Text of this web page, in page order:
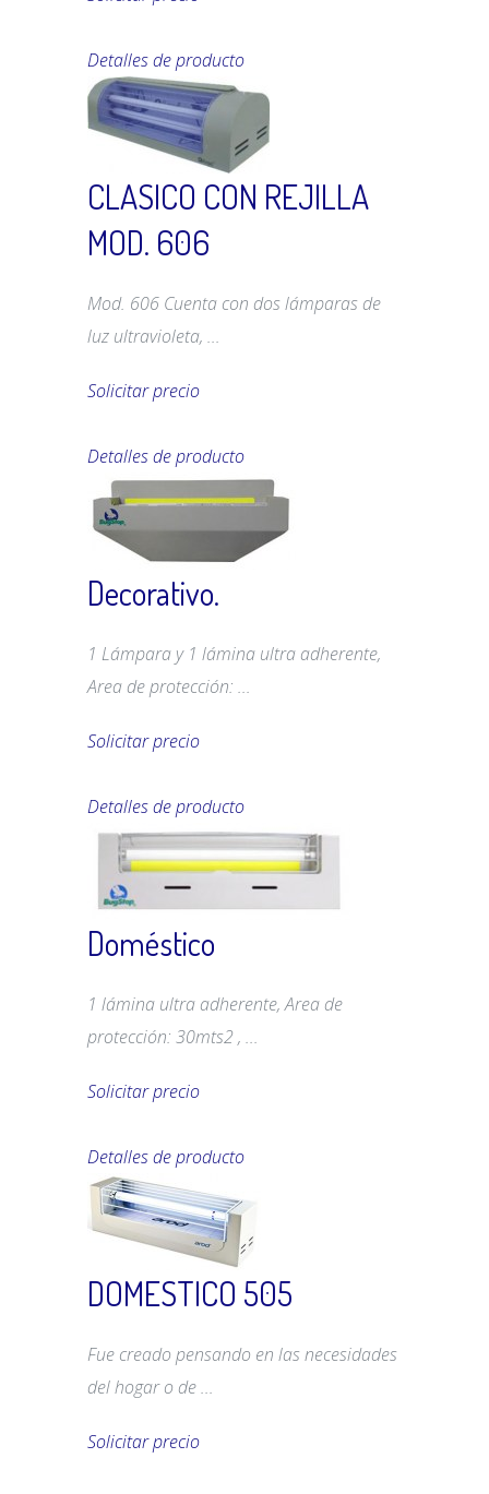
Detalles de producto
CLASICO CON REJILLA
MOD. 606
Mod. 606 Cuenta con dos lámparas de
luz ultravioleta, ...
Solicitar precio
Detalles de producto
Decorativo.
1 Lámpara y 1 lámina ultra adherente,
Area de protección: ...
Solicitar precio
Detalles de producto
Doméstico
1 lámina ultra adherente, Area de
protección: 30mts2 , ...
Solicitar precio
Detalles de producto
DOMESTICO 505
Fue creado pensando en las necesidades
del hogar o de ...
Solicitar precio